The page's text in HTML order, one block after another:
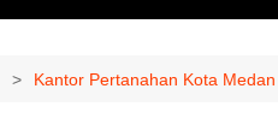
Kantor Pertanahan Kota